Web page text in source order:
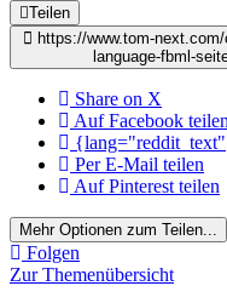
Teilen
https://www.tom-
language-fbml-
Share on X
Auf Facebook teilen
{lang="reddit_text"
Per E-Mail teilen
Auf Pinterest teilen
Mehr Optionen zum Teilen...
Folgen
Zur Themenübersicht